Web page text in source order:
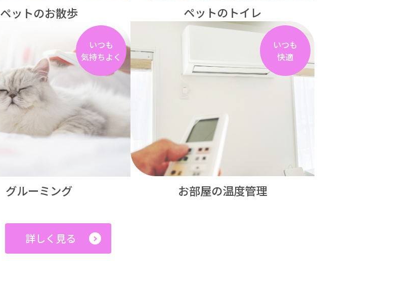
ペットのお散歩 ペットのトイレ
いつも
気持ちよく
グルーミング
いつも
快適
お部屋の温度管理
詳しく見る